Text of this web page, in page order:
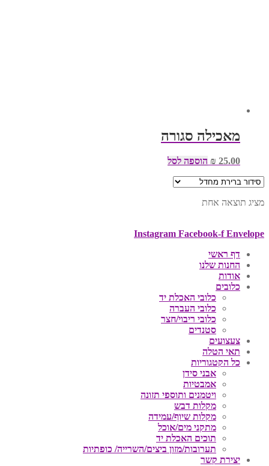
מאכילה סגורה
₪ 25.00 הוספה לסל
מציג תוצאה אחת
Instagram Facebook-f Envelope
דף ראשי
החנות שלנו
אודות
כלובים
כלובי האכלת יד
כלובי העברה
כלובי ריבוי/חצר
סטנדים
צעצועים
תאי הטלה
כל הקטגוריות
אבני סידן
אמבטיות
ויטמנים ותוספי תזונה
מקלות דבש
מקלות שיוף/עמידה
מתקני מים/אוכל
תוכים האכלת יד
תערובות/מזון ביצים/השרייה/ כופתיות
יצירת קשר